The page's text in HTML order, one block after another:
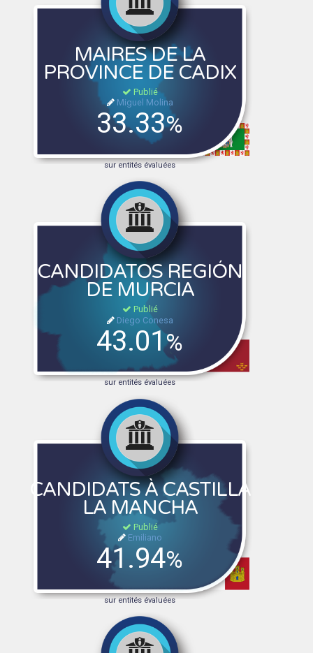
MAIRES DE LA
PROVINCE DE CADIX
Publié
Miguel Molina
33.33%
sur entités évaluées
CANDIDATOS REGIÓN
DE MURCIA
Publié
Diego Conesa
43.01%
sur entités évaluées
CANDIDATS À CASTILLA
LA MANCHA
Publié
Emiliano
41.94%
sur entités évaluées